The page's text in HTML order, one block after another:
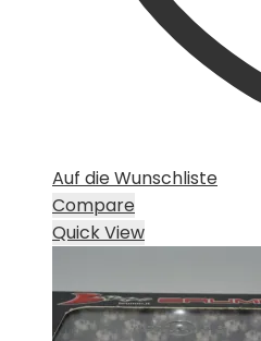
Auf die Wunschliste
Compare
Quick View